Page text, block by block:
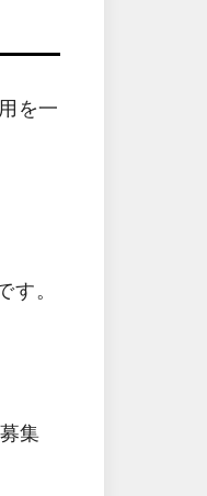
を一
。
集